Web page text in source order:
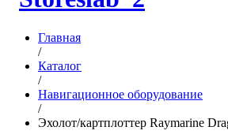
Главная
/
Каталог
/
Навигационное оборудование
/
Эхолот/картплоттер Raymarine